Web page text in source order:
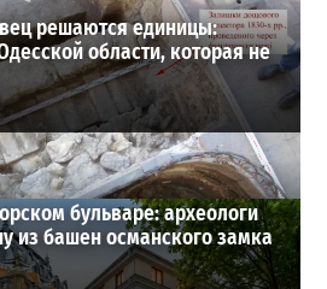
решаются единицы:
области, которая не
бульваре: археологи
из башен османского замка